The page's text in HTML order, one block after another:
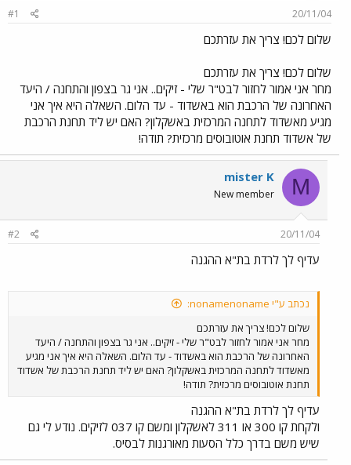
ך
20/11/04
#1
שלום לכם! צריך את עזרתכם
שלום לכם! צריך את עזרתכם
מחר אני אמור לחזור לבט"ר שלי - זיקים.. אני גר בצפון והתחנה / היעד
האחרונה של הרכבת הוא באשדוד - עד הלום. השאלה היא איך אני
מגיע מאשדוד לתחנה המרכזית באשקלון? האם יש ליד תחנת הרכבת
של אשדוד תחנת אוטובוסים מרכזית? תודה!
M
mister K
New member
20/11/04
#2
עדיף לך לרדת בת"א ההגנה
נכתב ע"י nonamenoname:
שלום לכם! צריך את עזרתכם
מחר אני אמור לחזור לבט"ר שלי - זיקים.. אני גר בצפון והתחנה / היעד
האחרונה של הרכבת הוא באשדוד - עד הלום. השאלה היא איך אני מגיע
מאשדוד לתחנה המרכזית באשקלון? האם יש ליד תחנת הרכבת של אשדוד
תחנת אוטובוסים מרכזית? תודה!
עדיף לך לרדת בת"א ההגנה
ולקחת קו 300 או 311 לאשקלון ומשם קו 037 לזיקים. נודע לי גם
שיש משם בדרך כלל הסעות מאורגנות לבסיס.